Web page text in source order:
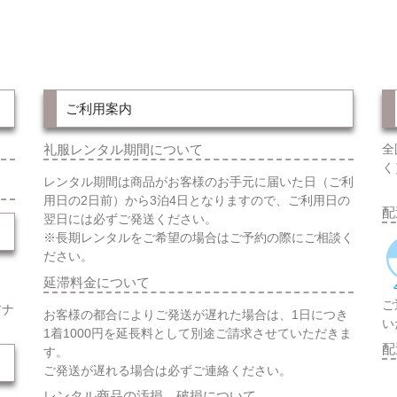
ご利用案内
礼服レンタル期間について
レンタル期間は商品がお客様のお手元に届いた日（ご利
用日の2日前）から3泊4日となりますので、ご利用日の
翌日には必ずご発送ください。
※長期レンタルをご希望の場合はご予約の際にご相談く
ださい。
延滞料金について
お客様の都合によりご発送が遅れた場合は、1日につき
1着1000円を延長料として別途ご請求させていただきま
す。
ご発送が遅れる場合は必ずご連絡ください。
全